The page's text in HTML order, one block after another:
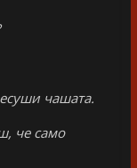
чашата.
че само